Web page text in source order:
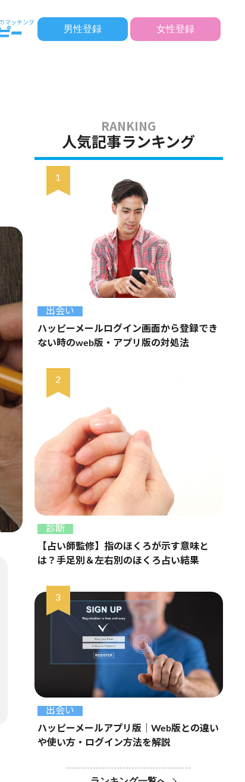
男性登録 女性登録
人気記事ランキング
出会い
ハッピーメールログイン画面から登録でき
ない時のweb版・アプリ版の対処法
診断
【占い師監修】指のほくろが示す意味と
は？手足別＆左右別のほくろ占い結果
出会い
ハッピーメールアプリ版｜Web版との違い
や使い方・ログイン方法を解説